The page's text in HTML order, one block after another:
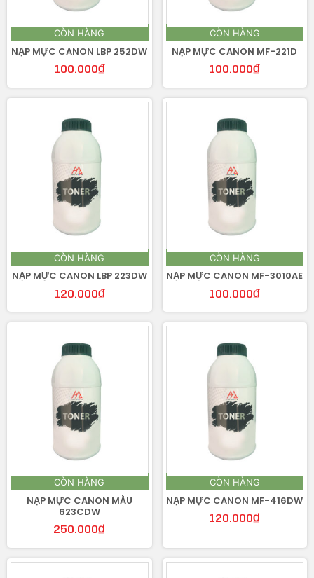
CÒN HÀNG
NẠP MỰC CANON LBP 252DW
100.000₫
CÒN HÀNG
NẠP MỰC CANON MF-221D
100.000₫
CÒN HÀNG
NẠP MỰC CANON LBP 223DW
120.000₫
CÒN HÀNG
NẠP MỰC CANON MF-3010AE
100.000₫
CÒN HÀNG
NẠP MỰC CANON MÀU
623CDW
250.000₫
CÒN HÀNG
NẠP MỰC CANON MF-416DW
120.000₫